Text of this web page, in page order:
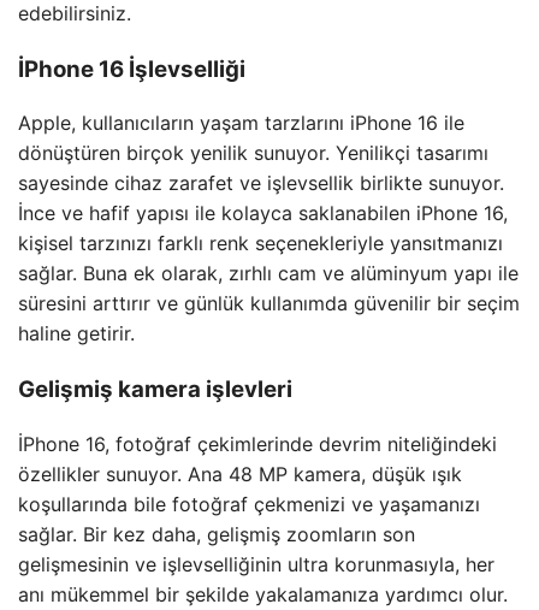
edebilirsiniz.
İPhone 16 İşlevselliği
Apple, kullanıcıların yaşam tarzlarını iPhone 16 ile
dönüştüren birçok yenilik sunuyor. Yenilikçi tasarımı
sayesinde cihaz zarafet ve işlevsellik birlikte sunuyor.
İnce ve hafif yapısı ile kolayca saklanabilen iPhone 16,
kişisel tarzınızı farklı renk seçenekleriyle yansıtmanızı
sağlar. Buna ek olarak, zırhlı cam ve alüminyum yapı ile
süresini arttırır ve günlük kullanımda güvenilir bir seçim
haline getirir.
Gelişmiş kamera işlevleri
İPhone 16, fotoğraf çekimlerinde devrim niteliğindeki
özellikler sunuyor. Ana 48 MP kamera, düşük ışık
koşullarında bile fotoğraf çekmenizi ve yaşamanızı
sağlar. Bir kez daha, gelişmiş zoomların son
gelişmesinin ve işlevselliğinin ultra korunmasıyla, her
anı mükemmel bir şekilde yakalamanıza yardımcı olur.